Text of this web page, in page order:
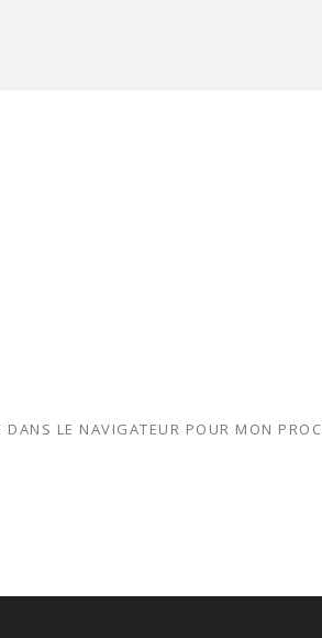
LE NAVIGATEUR POUR MON